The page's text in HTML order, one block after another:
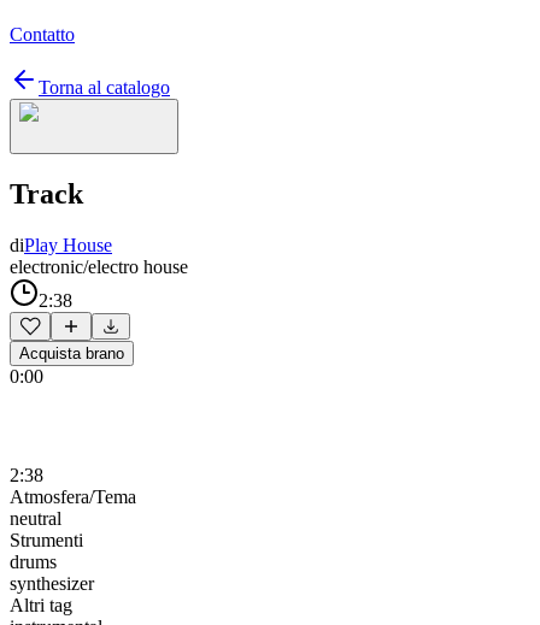
Contatto
Torna al catalogo
Track
diPlay House
electronic/electro house
2:38
Acquista brano
0:00
2:38
Atmosfera/Tema
neutral
Strumenti
drums
synthesizer
Altri tag